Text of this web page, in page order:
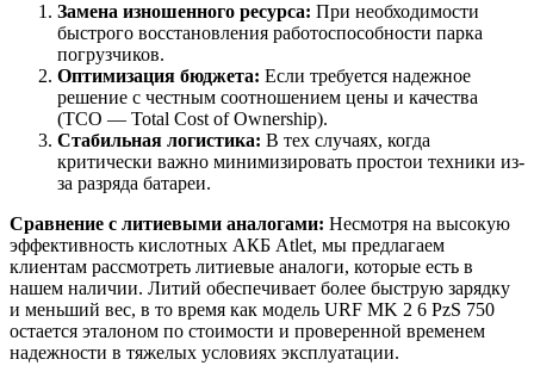
Замена изношенного ресурса: При необходимости
быстрого восстановления работоспособности парка
погрузчиков.
Оптимизация бюджета: Если требуется надежное
решение с честным соотношением цены и качества
(TCO — Total Cost of Ownership).
Стабильная логистика: В тех случаях, когда
критически важно минимизировать простои техники из-
за разряда батареи.
Сравнение с литиевыми аналогами: Несмотря на высокую
эффективность кислотных АКБ Atlet, мы предлагаем
клиентам рассмотреть литиевые аналоги, которые есть в
нашем наличии. Литий обеспечивает более быструю зарядку
и меньший вес, в то время как модель URF MK 2 6 PzS 750
остается эталоном по стоимости и проверенной временем
надежности в тяжелых условиях эксплуатации.